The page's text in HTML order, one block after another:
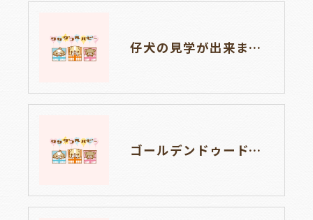
仔犬の見学が出来ます🐶岐阜県養老町のブリーダーワンダフルパピーです。
ゴールデンドゥードルの仔犬の見学が出来ます🐶🐶🐶岐阜県養老町のブリーダーワンダフルパピーです。